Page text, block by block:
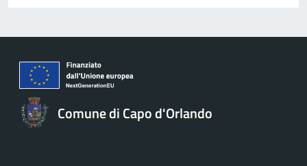
Comune di Capo d'Orlando